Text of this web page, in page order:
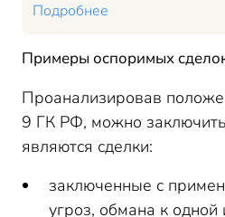
Подробнее
Примеры оспоримых
Проанализировав
9 ГК РФ, можно
являются сделки:
заключенные с
угроз, обмана к одной